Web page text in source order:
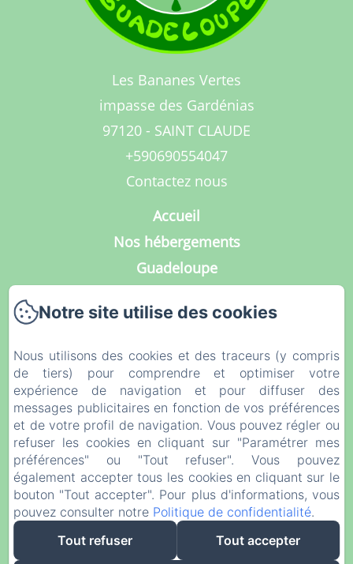
Les Bananes Vertes
impasse des Gardénias
97120 - SAINT CLAUDE
+590690554047
Contactez nous
Accueil
Nos hébergements
Guadeloupe
Galerie Photos
Contact
Notre Blog
Mentions légales
Politique de confidentialité
Informations légales
Informations sur les cookies
EN
NL
Notre site utilise des cookies
Nous utilisons des cookies et des traceurs (y compris
de tiers) pour comprendre et optimiser votre
expérience de navigation et pour diffuser des
messages publicitaires en fonction de vos préférences
et de votre profil de navigation. Vous pouvez régler ou
refuser les cookies en cliquant sur "Paramétrer mes
préférences" ou "Tout refuser". Vous pouvez
également accepter tous les cookies en cliquant sur le
bouton "Tout accepter". Pour plus d'informations, vous
pouvez consulter notre Politique de confidentialité.
Tout refuser
Tout accepter